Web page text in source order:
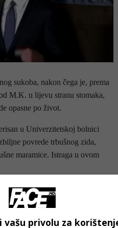
sukoba, nakon čega je, prema
M.K. u lijevu stranu stomaka,
opasne po život.
u Univerzitetskoj bolnici
povrede trbušnog zida,
maramice. Istraga u ovom
-
vašu privolu za